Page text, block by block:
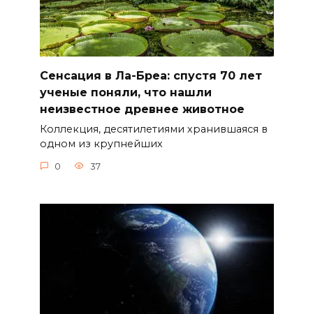
Сенсация в Ла-Бреа: спустя 70 лет
ученые поняли, что нашли
неизвестное древнее животное
Коллекция, десятилетиями хранившаяся в
одном из крупнейших
0 37